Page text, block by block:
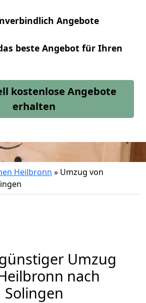
Angebote
beste Angebot für Ihren
kostenlose Angebote
erhalten
Heilbronn » Umzug von
Umzug
nach
Solingen